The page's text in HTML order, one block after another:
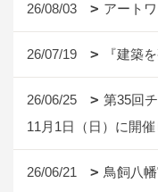
26/08/03 アート
26/07/19 『建築
26/06/25
第35回
11月1日（日）に開
26/06/21 鳥飼八